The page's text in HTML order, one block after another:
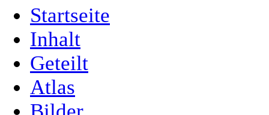
Startseite
Inhalt
Geteilt
Atlas